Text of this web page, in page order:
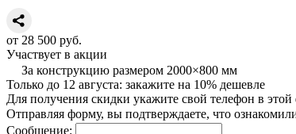
от 28 500 руб.
Участвует в акции
За конструкцию размером 2000×800 мм
Только до 12 августа: закажите на 10% дешевле
Для получения скидки укажите свой телефон в
Отправляя форму, вы подтверждаете, что
Сообщение: